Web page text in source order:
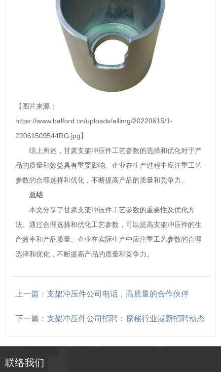
【图片来源：
https://www.balford.cn/uploads/allimg/20220615/1-
22061509544RG.jpg】
综上所述，甘肃支架冲压件工艺参数的选择和优化对于产
品的质量和效益具有重要影响。企业在生产过程中应注重工艺
参数的合理选择和优化，不断提高产品的质量和竞争力。
总结
本文分享了甘肃支架冲压件工艺参数的重要性及优化方
法。通过合理选择和优化工艺参数，可以提高支架冲压件的生
产效率和产品质量。企业在实际生产中应注重工艺参数的合理
选择和优化，不断提高产品的质量和竞争力。
上一篇：支架冲压件公司电话，高质量的合作伙伴
下一篇：支架冲压件公司招聘：探秘行业最新招聘动态
联络我们